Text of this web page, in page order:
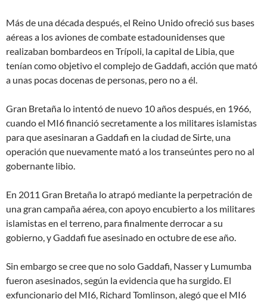
Más de una década después, el Reino Unido ofreció sus bases
aéreas a los aviones de combate estadounidenses que
realizaban bombardeos en Trípoli, la capital de Libia, que
tenían como objetivo el complejo de Gaddafi, acción que mató
a unas pocas docenas de personas, pero no a él.
Gran Bretaña lo intentó de nuevo 10 años después, en 1966,
cuando el MI6 financió secretamente a los militares islamistas
para que asesinaran a Gaddafi en la ciudad de Sirte, una
operación que nuevamente mató a los transeúntes pero no al
gobernante libio.
En 2011 Gran Bretaña lo atrapó mediante la perpetración de
una gran campaña aérea, con apoyo encubierto a los militares
islamistas en el terreno, para finalmente derrocar a su
gobierno, y Gaddafi fue asesinado en octubre de ese año.
Sin embargo se cree que no solo Gaddafi, Nasser y Lumumba
fueron asesinados, según la evidencia que ha surgido. El
exfuncionario del MI6, Richard Tomlinson, alegó que el MI6